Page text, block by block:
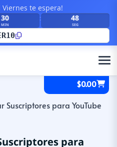
Viernes te espera!
30
MIN
: 47
SEG
$0.00
Suscriptores para YouTube
para